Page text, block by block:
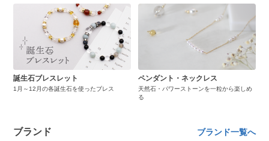
誕生石ブレスレット
1月～12月の各誕生石を使ったブレス
ペンダント・ネックレス
天然石・パワーストーンを一粒から楽しめ
る
ブランド ブランド一覧へ